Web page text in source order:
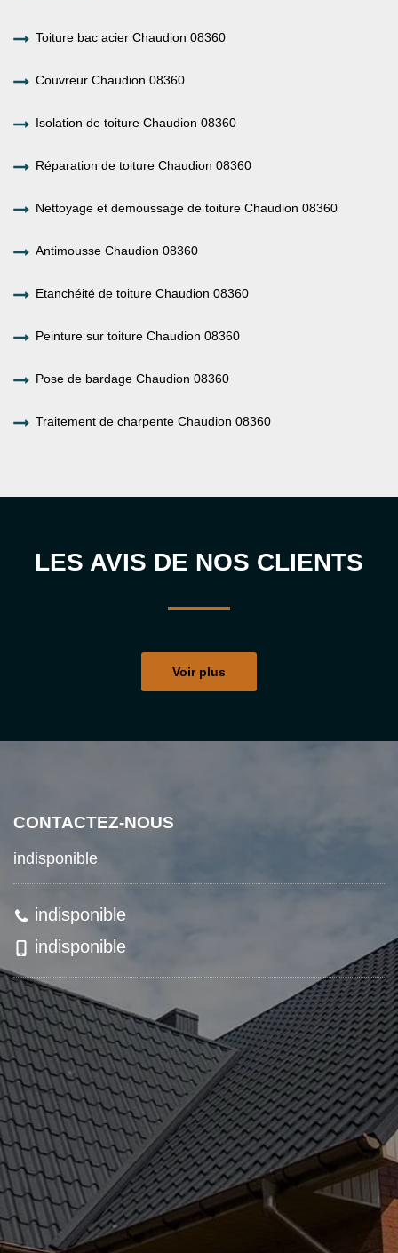
Toiture bac acier Chaudion 08360
Couvreur Chaudion 08360
Isolation de toiture Chaudion 08360
Réparation de toiture Chaudion 08360
Nettoyage et demoussage de toiture Chaudion 08360
Antimousse Chaudion 08360
Etanchéité de toiture Chaudion 08360
Peinture sur toiture Chaudion 08360
Pose de bardage Chaudion 08360
Traitement de charpente Chaudion 08360
LES AVIS DE NOS CLIENTS
Voir plus
CONTACTEZ-NOUS
indisponible
indisponible
indisponible